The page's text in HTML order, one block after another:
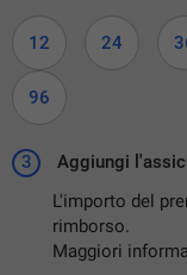
12 24
96
3
Aggiungi
L'importo del
rimborso.
Maggiori